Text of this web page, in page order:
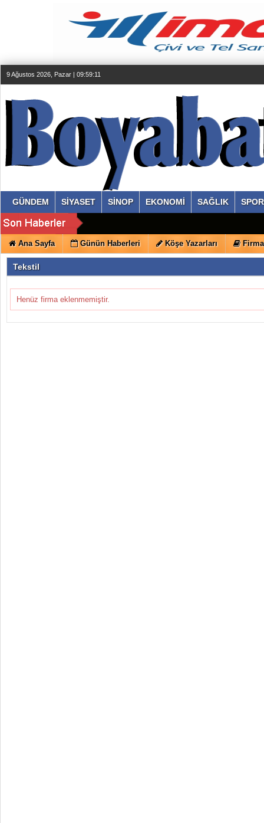
9 Ağustos 2026, Pazar | 09:59:12
GÜNDEM SİYASET SİNOP EKONOMİ SAĞLIK SPOR
Ana Sayfa Günün Haberleri Köşe Yazarları
Tekstil
Henüz firma eklenmemiştir.